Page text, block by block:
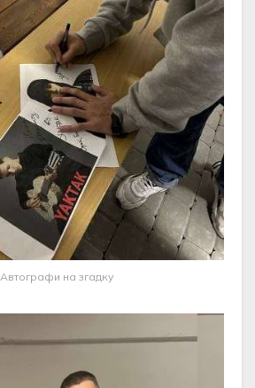
Автографи на згадку